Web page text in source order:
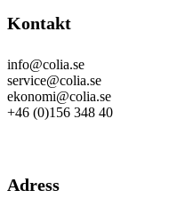
Kontakt
info@colia.se
service@colia.se
ekonomi@colia.se
+46 (0)156 348 40
Adress